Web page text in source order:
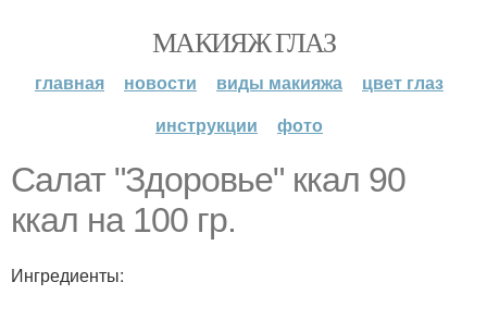
МАКИЯЖ ГЛАЗ
главная новости виды макияжа
цвет глаз
инструкции
фото
Салат "Здоровье" ккал 90
ккал на 100 гр.
Ингредиенты: